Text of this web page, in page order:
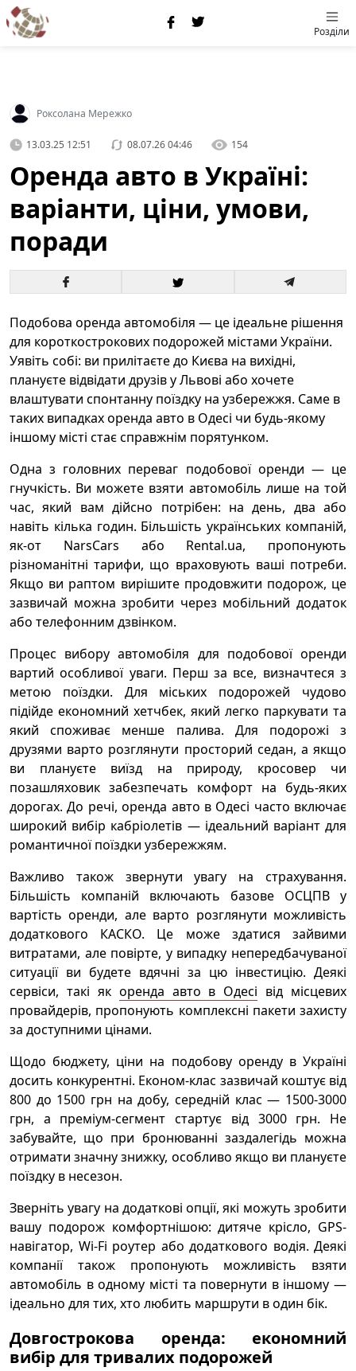
Розділи
Роксолана Мережко
13.03.25 12:51 08.07.26 04:46 154
Оренда авто в Україні:
варіанти, ціни, умови,
поради
Подобова оренда автомобіля — це ідеальне рішення
для короткострокових подорожей містами України.
Уявіть собі: ви прилітаєте до Києва на вихідні,
плануєте відвідати друзів у Львові або хочете
влаштувати спонтанну поїздку на узбережжя. Саме в
таких випадках оренда авто в Одесі чи будь-якому
іншому місті стає справжнім порятунком.
Одна з головних переваг подобової оренди — це
гнучкість. Ви можете взяти автомобіль лише на той
час, який вам дійсно потрібен: на день, два або
навіть кілька годин. Більшість українських компаній,
як-от NarsCars або Rental.ua, пропонують
різноманітні тарифи, що враховують ваші потреби.
Якщо ви раптом вирішите продовжити подорож, це
зазвичай можна зробити через мобільний додаток
або телефонним дзвінком.
Процес вибору автомобіля для подобової оренди
вартий особливої уваги. Перш за все, визначтеся з
метою поїздки. Для міських подорожей чудово
підійде економний хетчбек, який легко паркувати та
який споживає менше палива. Для подорожі з
друзями варто розглянути просторий седан, а якщо
ви плануєте виїзд на природу, кросовер чи
позашляховик забезпечать комфорт на будь-яких
дорогах. До речі, оренда авто в Одесі часто включає
широкий вибір кабріолетів — ідеальний варіант для
романтичної поїздки узбережжям.
Важливо також звернути увагу на страхування.
Більшість компаній включають базове ОСЦПВ у
вартість оренди, але варто розглянути можливість
додаткового КАСКО. Це може здатися зайвими
витратами, але повірте, у випадку непередбачуваної
ситуації ви будете вдячні за цю інвестицію. Деякі
сервіси, такі як оренда авто в Одесі від місцевих
провайдерів, пропонують комплексні пакети захисту
за доступними цінами.
Щодо бюджету, ціни на подобову оренду в Україні
досить конкурентні. Економ-клас зазвичай коштує від
800 до 1500 грн на добу, середній клас — 1500-3000
грн, а преміум-сегмент стартує від 3000 грн. Не
забувайте, що при бронюванні заздалегідь можна
отримати значну знижку, особливо якщо ви плануєте
поїздку в несезон.
Зверніть увагу на додаткові опції, які можуть зробити
вашу подорож комфортнішою: дитяче крісло, GPS-
навігатор, Wi-Fi роутер або додаткового водія. Деякі
компанії також пропонують можливість взяти
автомобіль в одному місті та повернути в іншому —
ідеально для тих, хто любить маршрути в один бік.
Довгострокова оренда: економний
вибір для тривалих подорожей